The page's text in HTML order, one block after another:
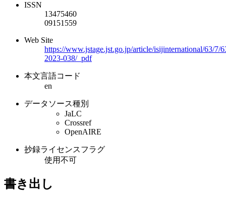
ISSN
13475460
09151559
Web Site
https://www.jstage.jst.go.jp/article/isijinternational/63/7/
2023-038/_pdf
本文言語コード
en
データソース種別
JaLC
Crossref
OpenAIRE
抄録ライセンスフラグ
使用不可
書き出し